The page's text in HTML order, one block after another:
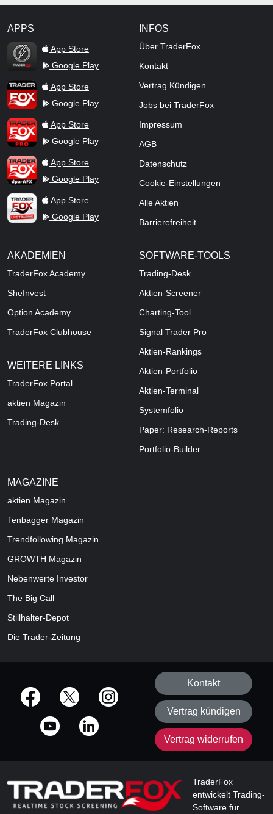
APPS
TraderFox Flash
App Store
Google Play
TraderFox AppApp Store
Google Play
TraderFox ProApp Store
Google Play
TraderFox dpa-AFX ProFeed
App Store
Google Play
TraderFox Live Trading
App Store
Google Play
INFOS
Über TraderFox
Kontakt
Vertrag Kündigen
Jobs bei TraderFox
Impressum
AGB
Datenschutz
Cookie-Einstellungen
Alle Aktien
Barrierefreiheit
AKADEMIEN
TraderFox Academy
SheInvest
Option Academy
TraderFox Clubhouse
WEITERE LINKS
TraderFox Portal
aktien Magazin
Trading-Desk
SOFTWARE-TOOLS
Trading-Desk
Aktien-Screener
Charting-Tool
Signal Trader Pro
Aktien-Rankings
Aktien-Portfolio
Aktien-Terminal
Systemfolio
Paper: Research-Reports
Portfolio-Builder
MAGAZINE
aktien Magazin
Tenbagger Magazin
Trendfollowing Magazin
GROWTH Magazin
Nebenwerte Investor
The Big Call
Stillhalter-Depot
Die Trader-Zeitung
offizielle Social Media-Accounts
Kontakt
Vertrag kündigen
Vertrag widerrufen
TraderFox
entwickelt Trading-
Software für